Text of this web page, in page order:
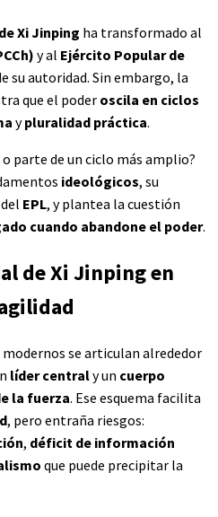
Xi Jinping ha transformado al
y al Ejército Popular de
su autoridad. Sin embargo, la
que el poder oscila en ciclos
ypluralidad práctica.
parte de un ciclo más amplio?
ideológicos, su
EPL, y plantea la cuestión
cuando abandone el poder.
de Xi Jinping en
modernos se articulan alrededor
líder centraly un cuerpo
la fuerza. Ese esquema facilita
, pero entraña riesgos:
, déficit de información
que puede precipitar la